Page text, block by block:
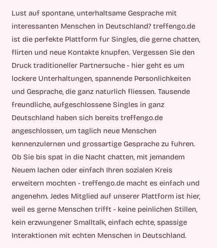
Lust auf spontane, unterhaltsame Gesprache mit
interessanten Menschen in Deutschland? treffengo.de
ist die perfekte Plattform fur Singles, die gerne chatten,
flirten und neue Kontakte knupfen. Vergessen Sie den
Druck traditioneller Partnersuche - hier geht es um
lockere Unterhaltungen, spannende Personlichkeiten
und Gesprache, die ganz naturlich fliessen. Tausende
freundliche, aufgeschlossene Singles in ganz
Deutschland haben sich bereits treffengo.de
angeschlossen, um taglich neue Menschen
kennenzulernen und grossartige Gesprache zu fuhren.
Ob Sie bis spat in die Nacht chatten, mit jemandem
Neuem lachen oder einfach Ihren sozialen Kreis
erweitern mochten - treffengo.de macht es einfach und
angenehm. Jedes Mitglied auf unserer Plattform ist hier,
weil es gerne Menschen trifft - keine peinlichen Stillen,
kein erzwungener Smalltalk, einfach echte, spassige
Interaktionen mit echten Menschen in Deutschland.